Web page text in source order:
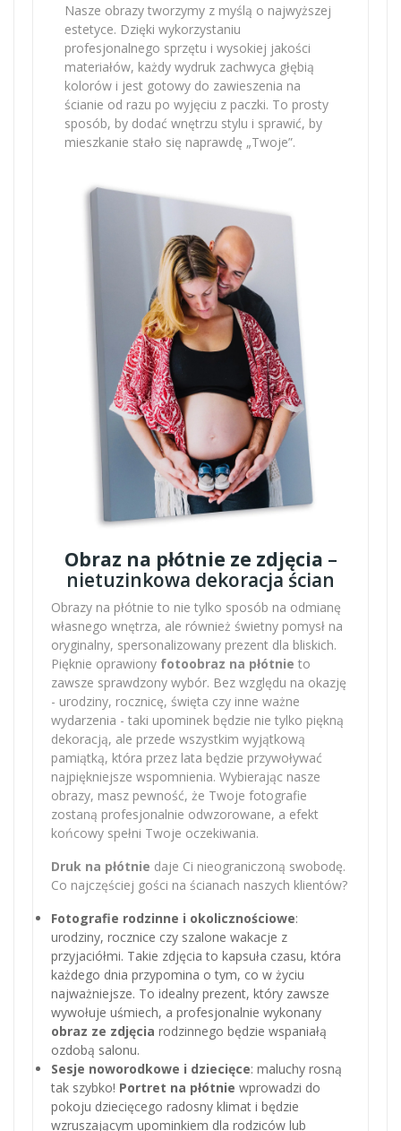
Nasze obrazy tworzymy z myślą o najwyższej
estetyce. Dzięki wykorzystaniu
profesjonalnego sprzętu i wysokiej jakości
materiałów, każdy wydruk zachwyca głębią
kolorów i jest gotowy do zawieszenia na
ścianie od razu po wyjęciu z paczki. To prosty
sposób, by dodać wnętrzu stylu i sprawić, by
mieszkanie stało się naprawdę „Twoje”.
Obraz na płótnie ze zdjęcia –
nietuzinkowa dekoracja ścian
Obrazy na płótnie to nie tylko sposób na odmianę
własnego wnętrza, ale również świetny pomysł na
oryginalny, spersonalizowany prezent dla bliskich.
Pięknie oprawiony fotoobraz na płótnie to
zawsze sprawdzony wybór. Bez względu na okazję
- urodziny, rocznicę, święta czy inne ważne
wydarzenia - taki upominek będzie nie tylko piękną
dekoracją, ale przede wszystkim wyjątkową
pamiątką, która przez lata będzie przywoływać
najpiękniejsze wspomnienia. Wybierając nasze
obrazy, masz pewność, że Twoje fotografie
zostaną profesjonalnie odwzorowane, a efekt
końcowy spełni Twoje oczekiwania.
Druk na płótnie daje Ci nieograniczoną swobodę.
Co najczęściej gości na ścianach naszych klientów?
Fotografie rodzinne i okolicznościowe:
urodziny, rocznice czy szalone wakacje z
przyjaciółmi. Takie zdjęcia to kapsuła czasu, która
każdego dnia przypomina o tym, co w życiu
najważniejsze. To idealny prezent, który zawsze
wywołuje uśmiech, a profesjonalnie wykonany
obraz ze zdjęcia rodzinnego będzie wspaniałą
ozdobą salonu.
Sesje noworodkowe i dziecięce: maluchy rosną
tak szybko! Portret na płótnie wprowadzi do
pokoju dziecięcego radosny klimat i będzie
wzruszającym upominkiem dla rodziców lub